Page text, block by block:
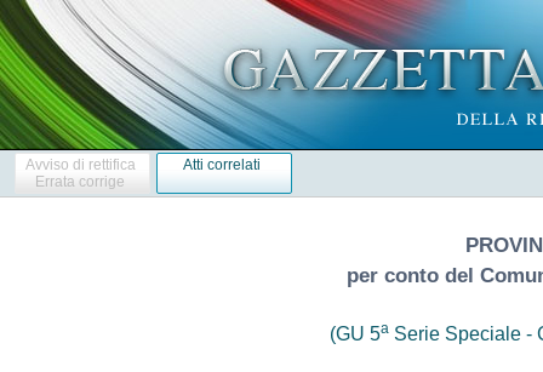
Avviso di rettifica
Errata corrige
Atti correlati
per conto del
(GU 5a Serie Speciale -